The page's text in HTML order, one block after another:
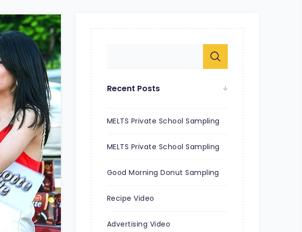
Recent Posts
MELTS Private School Sampling
MELTS Private School Sampling
Good Morning Donut Sampling
Recipe Video
Advertising Video